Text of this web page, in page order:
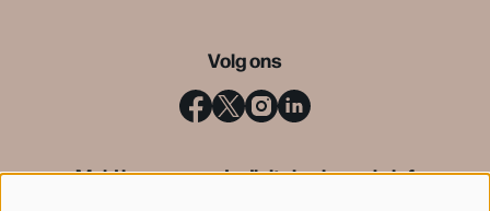
Volg ons
Meld je aan voor de digitale nieuwsbrief